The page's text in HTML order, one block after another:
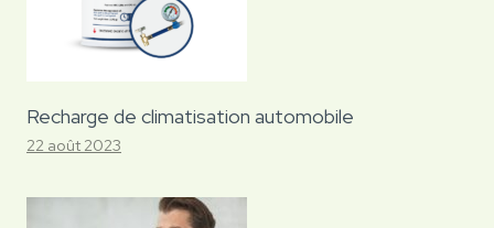
Recharge de climatisation automobile
22 août 2023